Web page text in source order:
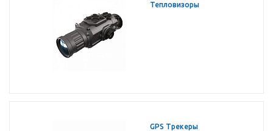
Тепловизоры
GPS Трекеры